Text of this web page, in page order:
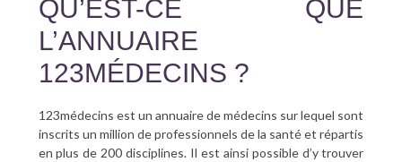
QU’EST-CE QUE
L’ANNUAIRE
123MÉDECINS ?
123médecins est un annuaire de médecins sur lequel sont
inscrits un million de professionnels de la santé et répartis
en plus de 200 disciplines. Il est ainsi possible d’y trouver